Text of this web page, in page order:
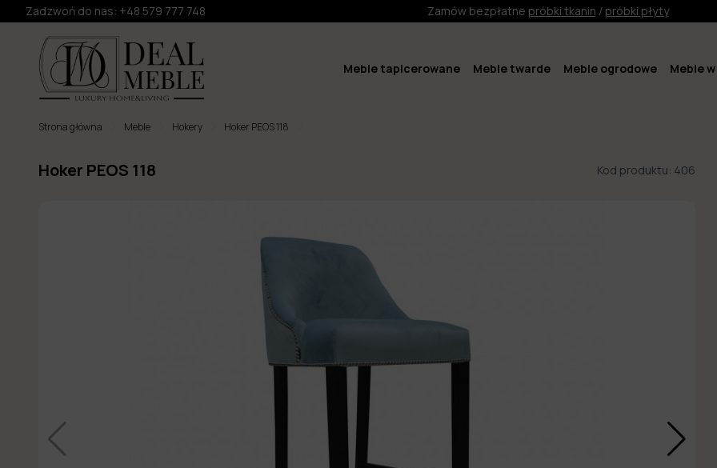
Zadzwoń do nas: +48 579 777 748 Zamów bezpłatne próbki tkanin / próbki płyty
Meble tapicerowane Meble twarde Meble ogrodowe Meble
Strona główna Meble Hokery Hoker PEOS 118
Hoker PEOS 118 Kod produktu: 406